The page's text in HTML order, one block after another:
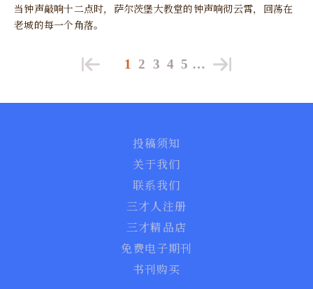
当钟声敲响十二点时，萨尔茨堡大教堂的钟声响彻云霄，回荡在
老城的每一个角落。
1 2 3 4 5 …
投稿须知
关于我们
联系我们
三才人注册
三才精品店
免费电子期刊
书刊购买